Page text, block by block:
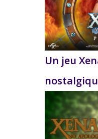
Un jeu